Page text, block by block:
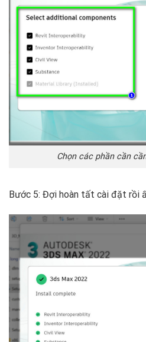
Chọn các phần cần
Bước 5: Đợi hoàn tất cài đặt rồi